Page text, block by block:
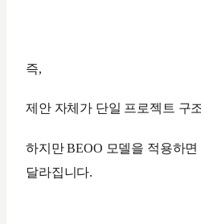
즉,
제안 자체가 단일 프로젝트 구
하지만 BEOO 모델을 적용하
달라집니다.